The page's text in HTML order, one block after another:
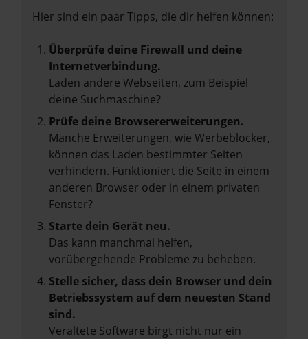
Hier sind ein paar Tipps, die dir helfen können:
Überprüfe deine Firewall und deine
Internetverbindung.
Laden andere Webseiten, zum Beispiel
deine Suchmaschine?
Prüfe deine Browsererweiterungen.
Manche Erweiterungen, wie Werbeblocker,
können das Laden bestimmter Seiten
verhindern. Funktioniert die Seite in einem
anderen Browser oder in einem privaten
Fenster?
Starte dein Gerät neu.
Das kann manchmal helfen,
vorübergehende Probleme zu beheben.
Stelle sicher, dass dein Browser und dein
Betriebssystem auf dem neuesten Stand
sind.
Veraltete Software birgt nicht nur ein